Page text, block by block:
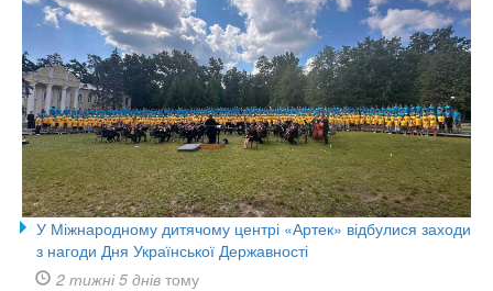
У Міжнародному дитячому центрі «Артек» відбулися заходи
з нагоди Дня Української Державності
2 тижні 5 днів тому